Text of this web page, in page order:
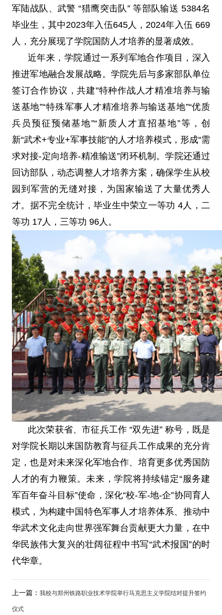
军陆战队、武警 “猎鹰突击队” 等部队输送 5384名
毕业生，其中2023年入伍645人，2024年入伍 669
人，充分展现了学院国防人才培养的显著成效。
近年来，学院通过一系列军地合作项目，深入
推进军地融合发展战略。学院先后与多家部队单位
签订合作协议，共建"特种作战人才精准培养与输
送基地”“特殊军事人才精准培养与输送基地”“优质
兵员预征预储基地”“新质人才直招基地”等，创
新“武术+专业+军事技能”的人才培养模式，形成“需
求对接-定向培养-精准输送”闭环机制。学院还通过
回访部队，动态调整人才培养方案，确保学生从校
园到军营的无缝对接，为国家输送了大量优秀人
才。据不完全统计，毕业生中荣立一等功 4人，二
等功 17人，三等功 96人。
此次荣获省、市征兵工作 “双先进” 称号，既是
对学院长期以来国防教育与征兵工作成果的充分肯
定，也是对未来深化军地合作、培育更多优秀国防
人才的有力鞭策。未来，学院将持续锚定“服务建
军百年奋斗目标”使命，深化“校-军-地-企”协同育人
模式，为构建中国特色军事人才培养体系、推动中
华武术文化走向世界强军舞台贡献更大力量，在中
华民族伟大复兴的壮阔征程中书写“武术报国”的时
代华章。
上一篇： 我校与郑州铁路职业技术学院举行马克思主义学院结对提升签约
仪式